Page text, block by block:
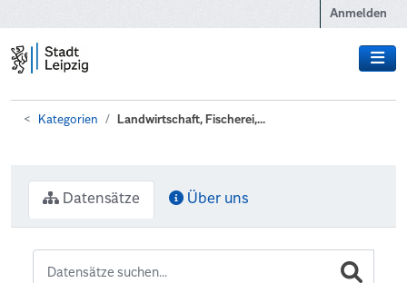
Anmelden
Kategorien Landwirtschaft, Fischerei,...
Datensätze Über uns